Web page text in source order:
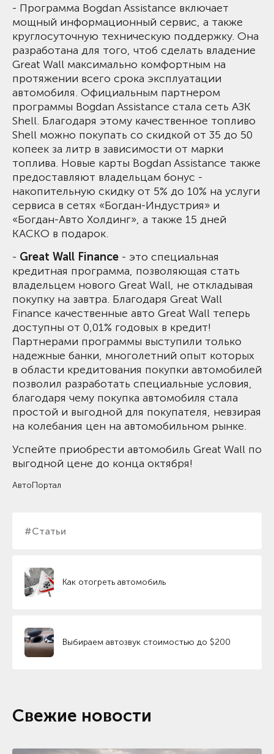
#Статьи
Как отогреть автомобиль
Выбираем автозвук стоимостью до $200
- Программа Bogdan Assistance включает
мощный информационный сервис, а также
круглосуточную техническую поддержку. Она
разработана для того, чтоб сделать владение
Great Wall максимально комфортным на
протяжении всего срока эксплуатации
автомобиля. Официальным партнером
программы Bogdan Assistance стала сеть АЗК
Shell. Благодаря этому качественное топливо
Shell можно покупать со скидкой от 35 до 50
копеек за литр в зависимости от марки
топлива. Новые карты Bogdan Assistance также
предоставляют владельцам бонус -
накопительную скидку от 5% до 10% на услуги
сервиса в сетях «Богдан-Индустрия» и
«Богдан-Авто Холдинг», а также 15 дней
КАСКО в подарок.
- Great Wall Finance - это специальная
кредитная программа, позволяющая стать
владельцем нового Great Wall, не откладывая
покупку на завтра. Благодаря Great Wall
Finance качественные авто Great Wall теперь
доступны от 0,01% годовых в кредит!
Партнерами программы выступили только
надежные банки, многолетний опыт которых
в области кредитования покупки автомобилей
позволил разработать специальные условия,
благодаря чему покупка автомобиля стала
простой и выгодной для покупателя, невзирая
на колебания цен на автомобильном рынке.
Успейте приобрести автомобиль Great Wall по
выгодной цене до конца октября!
АвтоПортал
Свежие новости